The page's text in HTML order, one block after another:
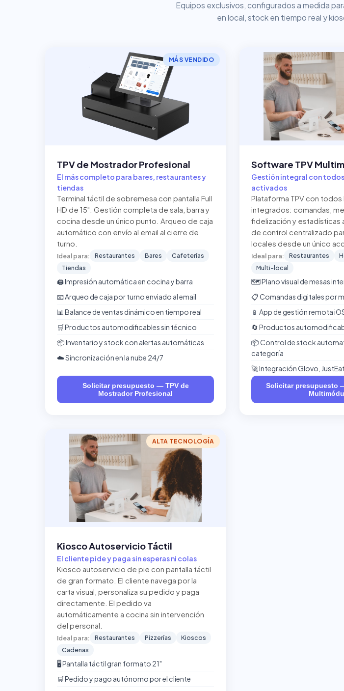
Equipos exclusivos, configurados a medida
en local, stock en tiempo real y
MÁS VENDIDO
TPV de Mostrador Profesional
El más completo para bares, restaurantes y
tiendas
Terminal táctil de sobremesa con pantalla Full
HD de 15". Gestión completa de sala, barra y
cocina desde un único punto. Arqueo de caja
automático con envío al email al cierre de
turno.
Ideal para: Restaurantes Bares
Cafeterías
Tiendas
🖨️ Impresión automática en cocina y barra
📧 Arqueo de caja por turno enviado al email
📊 Balance de ventas dinámico en tiempo real
🛒 Productos automodificables sin técnico
📦 Inventario y stock con alertas automáticas
☁️ Sincronización en la nube 24/7
Solicitar presupuesto — TPV de
Mostrador Profesional
Software TPV
Gestión integral con
activados
Plataforma TPV con
integrados: comandas,
fidelización y estadísticas
de control centralizado
locales desde un único
Ideal para: Restaurantes
Multi-local
🗺️ Plano visual de mesas
📋 Comandas digitales por
📱 App de gestión remota
🔄 Productos
📦 Control de stock
categoría
🚀 Integración Glovo,
Solicitar presupuesto
ALTA TECNOLOGÍA
Kiosco Autoservicio Táctil
El cliente pide y paga sin esperas ni colas
Kiosco autoservicio de pie con pantalla táctil
de gran formato. El cliente navega por la
carta visual, personaliza su pedido y paga
directamente. El pedido va
automáticamente a cocina sin intervención
del personal.
Ideal para: Restaurantes Pizzerías
Kioscos
Cadenas
🖥️ Pantalla táctil gran formato 21"
🛒 Pedido y pago autónomo por el cliente